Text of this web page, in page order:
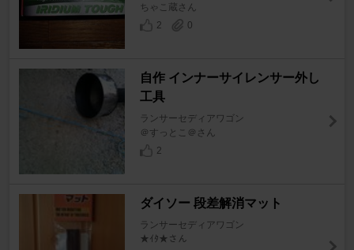
ちゃこ蔵さん
2
0
自作 インナーサイレンサー外し
工具
ランサーセディアワゴン
＠すっとこ＠さん
2
ダイソー 段差解消マット
ランサーセディアワゴン
★ｲﾀ★さん